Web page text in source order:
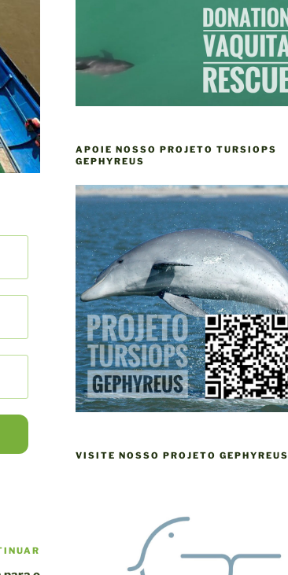
publicação
APOIE NOSSO PROJETO TURSIOPS
GEPHYREUS
VISITE NOSSO PROJETO GEPHYREUS